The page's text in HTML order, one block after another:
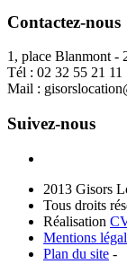
Contactez-nous
1, place Blanmont -
Tél : 02 32 55 21 11
Mail :
Suivez-nous
2013 Gisors
Tous droits
Réalisation
Mentions
Plan du site -